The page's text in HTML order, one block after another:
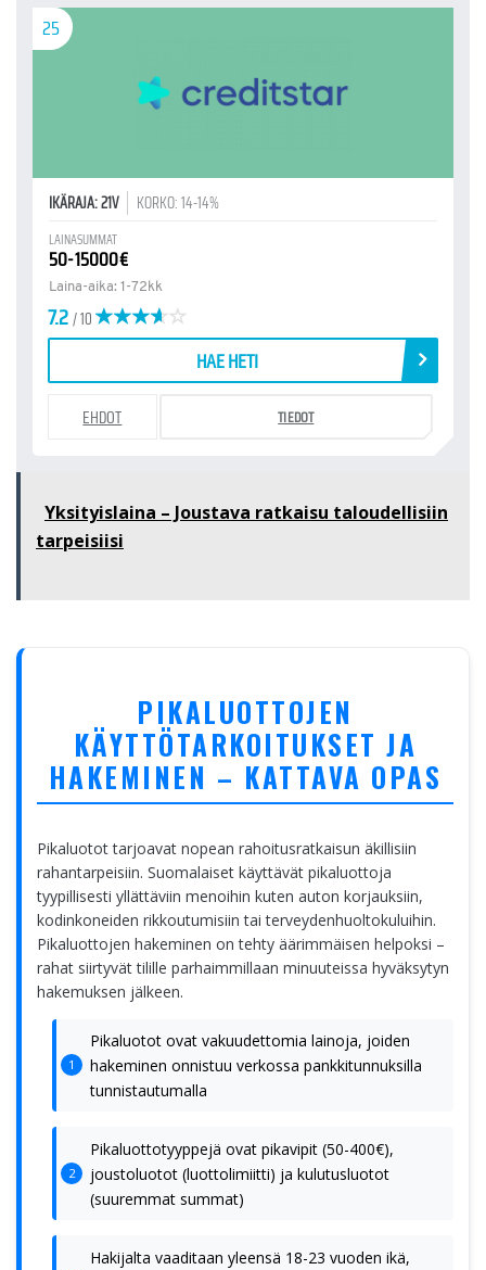
25
IKÄRAJA: 21V KORKO: 14-14%
LAINASUMMAT
50-15000€
Laina-aika: 1-72kk
7.2/ 10
HAE HETI
EHDOT TIEDOT
Yksityislaina – Joustava ratkaisu taloudellisiin
tarpeisiisi
PIKALUOTTOJEN
KÄYTTÖTARKOITUKSET JA
HAKEMINEN – KATTAVA OPAS
Pikaluotot tarjoavat nopean rahoitusratkaisun äkillisiin
rahantarpeisiin. Suomalaiset käyttävät pikaluottoja
tyypillisesti yllättäviin menoihin kuten auton korjauksiin,
kodinkoneiden rikkoutumisiin tai terveydenhuoltokuluihin.
Pikaluottojen hakeminen on tehty äärimmäisen helpoksi –
rahat siirtyvät tilille parhaimmillaan minuuteissa hyväksytyn
hakemuksen jälkeen.
Pikaluotot ovat vakuudettomia lainoja, joiden
hakeminen onnistuu verkossa pankkitunnuksilla
tunnistautumalla
Pikaluottotyyppejä ovat pikavipit (50-400€),
joustoluotot (luottolimiitti) ja kulutusluotot
(suuremmat summat)
Hakijalta vaaditaan yleensä 18-23 vuoden ikä,